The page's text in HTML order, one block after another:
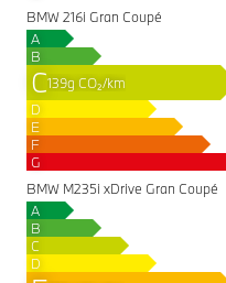
BMW 216i Gran Coupé
A
B
C139g CO₂/km
D
E
F
G
BMW M235i xDrive Gran Coupé
A
B
C
D